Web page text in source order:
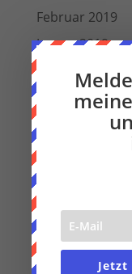
Februar 2019
Januar 2019
Dezember 2018
Oktober 2018
September
August 2018
Juli 2018
Juni 2018
März 2018
Dezember 2017